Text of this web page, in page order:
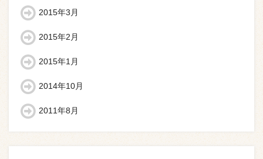
2015年3月
2015年2月
2015年1月
2014年10月
2011年8月